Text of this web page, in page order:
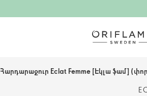
Հարդարաջուր Eclat Femme [Էկլա ֆամ]